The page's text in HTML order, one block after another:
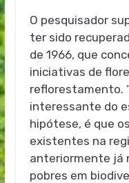
O pesquisador
ter sido
de 1966, que
iniciativas de
reflorestamento.
interessante do
hipótese, é que
existentes na
anteriormente já
pobres em